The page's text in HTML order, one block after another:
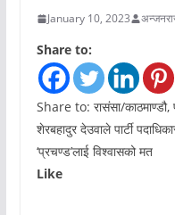
January 10, 2023
Share to:
Share to: रासंसा/काठमाण्डौ,
शेरबहादुर देउवाले पार्टी
‘प्रचण्ड’लाई विश्वासको मत
Like